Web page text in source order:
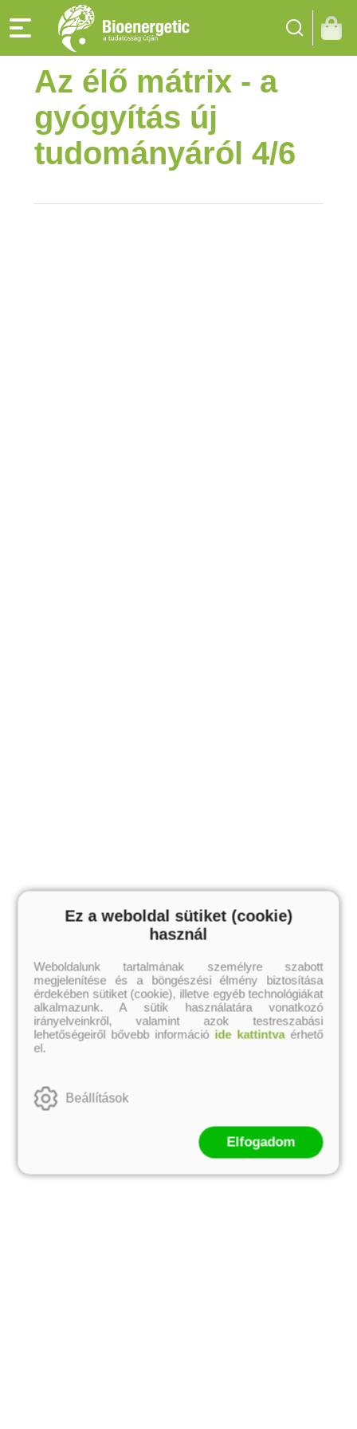
Az élő mátrix - a
gyógyítás új
tudományáról 4/6
Ez a weboldal sütiket (cookie)
használ
Weboldalunk tartalmának személyre szabott
megjelenítése és a böngészési élmény biztosítása
érdekében sütiket (cookie), illetve egyéb technológiákat
alkalmazunk. A sütik használatára vonatkozó
irányelveinkről, valamint azok testreszabási
lehetőségeiről bővebb információ ide kattintvaérhető
el.
Beállítások
Elfogadom